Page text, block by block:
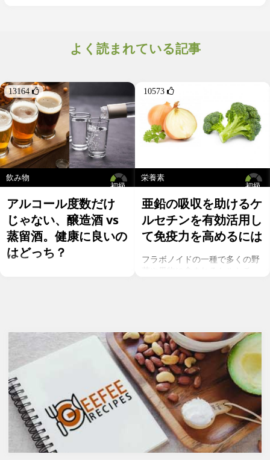
スクが高くなる可能性があるのです[1][2][3]。
よく読まれている記事
13164 
初級
飲み物
アルコール度数だけ
じゃない、醸造酒 vs
蒸留酒。健康に良いの
はどっち？
やウォッカ等の蒸留酒は、度数
も高いため健康に悪そうなイ
メージで、ワインや日本酒など
は何となくナチュラルな感じで
アルコール度数も低いのでそう
悪くもなさそうなイメージです
が、実際のところどうなので
しょうか？今回は、大きく分け
て2種類あるお酒の製造方法
（醸造酒と蒸留酒）の違いに
よって健康に対してどのような
10573 
初級
栄養素
亜鉛の吸収を助けるケ
ルセチンを有効活用し
て免疫力を高めるには
フラボノイドの一種で多くの野
菜や果物に含まれるケルセチ
まれるケルセチンが、血中コレ
ステロールを値を抑え心臓病の
リスクを軽減するということを
お伝えしましたが、ケルセチン
には抗菌抗ウィルス作用があり
ウイルスとの闘いを促進する可
能性があると言われています。
また、免疫力の維持に重要な働
きを持つ亜鉛との相乗効果もあ
ると考えられています。今回
は、このケルセチンの健康効果